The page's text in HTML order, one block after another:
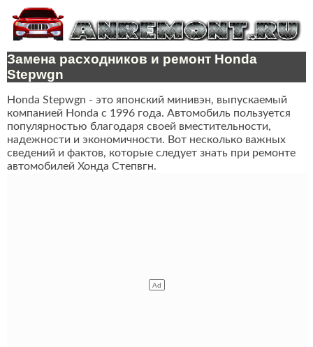
Замена расходников и ремонт Honda
Stepwgn
Honda Stepwgn - это японский минивэн, выпускаемый
компанией Honda с 1996 года. Автомобиль пользуется
популярностью благодаря своей вместительности,
надежности и экономичности. Вот несколько важных
сведений и фактов, которые следует знать при ремонте
автомобилей Хонда Степвгн.